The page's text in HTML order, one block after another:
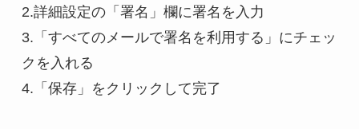
2.詳細設定の「署名」欄に署名を入力
3.「すべてのメールで署名を利用する」にチェッ
クを入れる
4.「保存」をクリックして完了